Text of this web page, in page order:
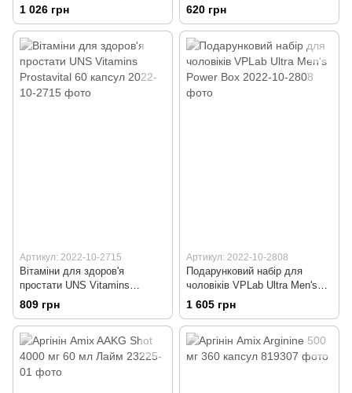
Once Daily Men's 50+ Ultra 60
таблеток
1 026 грн
Berries 585 мг 100 капсул
620 грн
Артикул: 2022-10-2715
Вітаміни для здоров'я
простати UNS Vitamins
Prostavital 60 капсул
809 грн
Артикул: 2022-10-2808
Подарунковий набір для
чоловіків VPLab Ultra Men's
Power Box
1 605 грн